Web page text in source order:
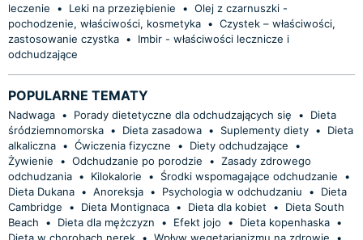
leczenie
• Leki na przeziębienie • Olej z czarnuszki -
pochodzenie, właściwości, kosmetyka • Czystek – właściwości,
zastosowanie czystka •
Imbir - właściwości lecznicze i
odchudzające
POPULARNE TEMATY
Nadwaga • Porady dietetyczne dla odchudzających się •
Dieta
śródziemnomorska • Dieta zasadowa • Suplementy diety •
Dieta
alkaliczna • Ćwiczenia fizyczne • Diety odchudzające
•
Żywienie
• Odchudzanie po porodzie • Zasady zdrowego
odchudzania • Kilokalorie • Środki wspomagające odchudzanie
•
Dieta Dukana • Anoreksja • Psychologia w odchudzaniu •
Dieta
Cambridge
• Dieta Montignaca • Dieta dla kobiet •
Dieta South
Beach
• Dieta dla mężczyzn • Efekt jojo • Dieta kopenhaska •